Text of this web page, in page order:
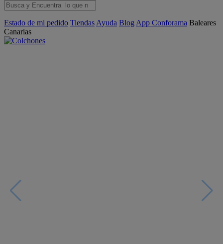
Estado de mi pedido Tiendas Ayuda Blog App Conforama Baleares
Canarias